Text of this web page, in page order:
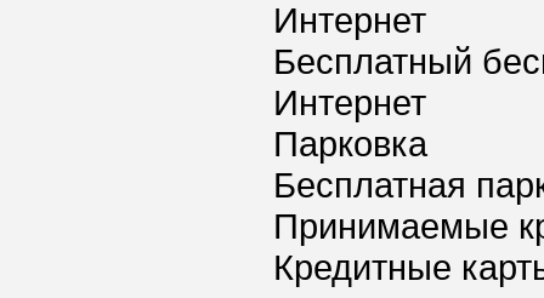
Интернет
Бесплатный
Интернет
Парковка
Бесплатная
Принимаемые
Кредитные